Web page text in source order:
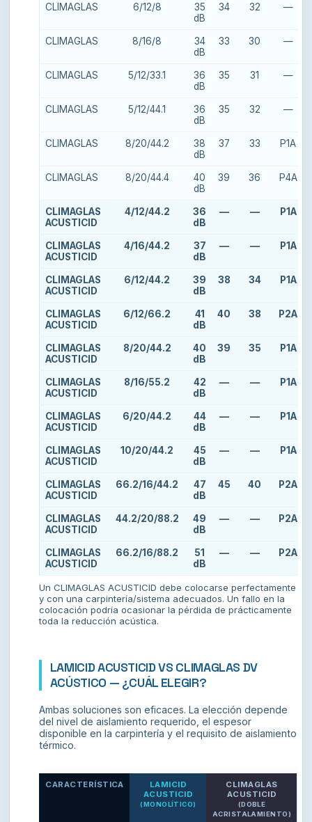
CLIMAGLAS 6/12/8
35
dB
34 32 —
CLIMAGLAS 8/16/8
34
dB
33 30 —
CLIMAGLAS 5/12/33.1
36
dB
35 31 —
CLIMAGLAS 5/12/44.1
36
dB
35 32 —
CLIMAGLAS 8/20/44.2
38
dB
37 33 P1A
CLIMAGLAS 8/20/44.4
40
dB
39 36 P4A
CLIMAGLAS
ACUSTICID
4/12/44.2
36
dB
— — P1A
CLIMAGLAS
ACUSTICID
4/16/44.2
37
dB
— — P1A
CLIMAGLAS
ACUSTICID
6/12/44.2
39
dB
38 34 P1A
CLIMAGLAS
ACUSTICID
6/12/66.2
41
dB
40 38 P2A
CLIMAGLAS
ACUSTICID
8/20/44.2
40
dB
39 35 P1A
CLIMAGLAS
ACUSTICID
8/16/55.2
42
dB
— — P1A
CLIMAGLAS
ACUSTICID
6/20/44.2
44
dB
— — P1A
CLIMAGLAS
ACUSTICID
10/20/44.2
45
dB
— — P1A
CLIMAGLAS
ACUSTICID
66.2/16/44.2
47
dB
45 40 P2A
CLIMAGLAS
ACUSTICID
44.2/20/88.2
49
dB
— — P2A
CLIMAGLAS
ACUSTICID
66.2/16/88.2
51
dB
— — P2A
Un CLIMAGLAS ACUSTICID debe colocarse perfectamente
y con una carpintería/sistema adecuados. Un fallo en la
colocación podría ocasionar la pérdida de prácticamente
toda la reducción acústica.
LAMICID ACUSTICID VS CLIMAGLAS DV
ACÚSTICO — ¿CUÁL ELEGIR?
Ambas soluciones son eficaces. La elección depende
del nivel de aislamiento requerido, el espesor
disponible en la carpintería y el requisito de aislamiento
térmico.
CARACTERÍSTICA
LAMICID
ACUSTICID
(MONOLÍTICO)
CLIMAGLAS
ACUSTICID
(DOBLE
ACRISTALAMIENTO)